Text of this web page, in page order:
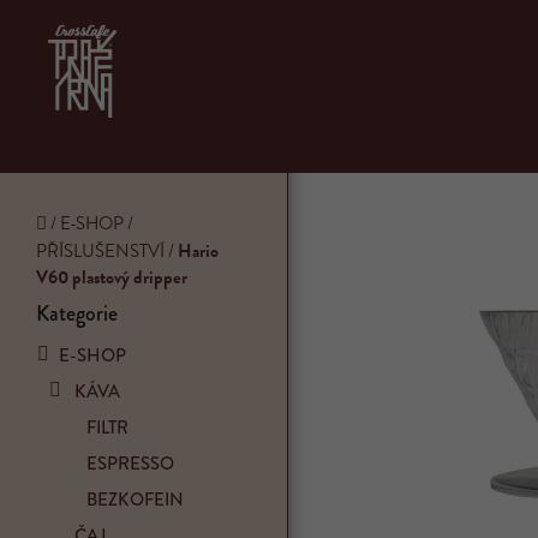
Domů
/ E-SHOP/
PŘÍSLUŠENSTVÍ/ Hario
V60 plastový dripper
Přeskočit
kategorie
Kategorie
E-SHOP
KÁVA
FILTR
ESPRESSO
BEZKOFEIN